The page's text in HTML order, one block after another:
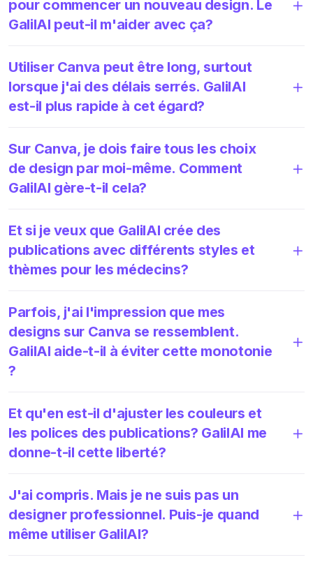
pour commencer un nouveau design. Le
GalilAI peut-il m'aider avec ça?
Utiliser Canva peut être long, surtout
lorsque j'ai des délais serrés. GalilAI
est-il plus rapide à cet égard?
Sur Canva, je dois faire tous les choix
de design par moi-même. Comment
GalilAI gère-t-il cela?
Et si je veux que GalilAI crée des
publications avec différents styles et
thèmes pour les médecins?
Parfois, j'ai l'impression que mes
designs sur Canva se ressemblent.
GalilAI aide-t-il à éviter cette monotonie
?
Et qu'en est-il d'ajuster les couleurs et
les polices des publications? GalilAI me
donne-t-il cette liberté?
J'ai compris. Mais je ne suis pas un
designer professionnel. Puis-je quand
même utiliser GalilAI?